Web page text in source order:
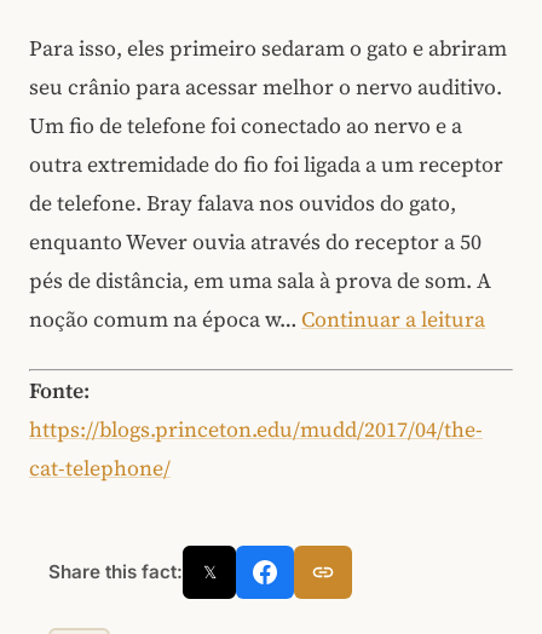
Para isso, eles primeiro sedaram o gato e abriram
seu crânio para acessar melhor o nervo auditivo.
Um fio de telefone foi conectado ao nervo e a
outra extremidade do fio foi ligada a um receptor
de telefone. Bray falava nos ouvidos do gato,
enquanto Wever ouvia através do receptor a 50
pés de distância, em uma sala à prova de som. A
noção comum na época w… Continuar a leitura
Fonte:
https://blogs.princeton.edu/mudd/2017/04/the-
cat-telephone/
Share this fact: 𝕏